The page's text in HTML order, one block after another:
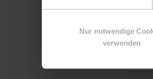
Nur notwendige
verwenden
Ein